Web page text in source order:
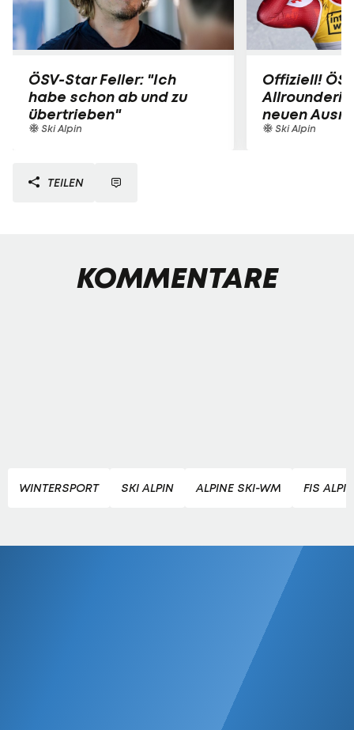
ÖSV-Star Feller: "Ich
habe schon ab und zu
übertrieben"
Ski Alpin
Offiziell!
neuen
Ski Alpin
TEILEN
KOMMENTARE
WINTERSPORT SKI ALPIN ALPINE SKI-WM FIS